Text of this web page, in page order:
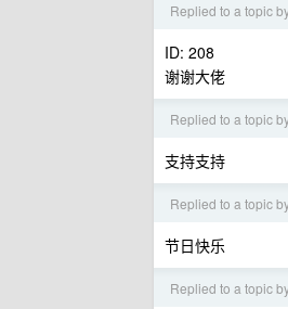
Replied to a topic
ID: 208
谢谢大佬
Replied to a topic
支持支持
Replied to a topic
节日快乐
Replied to a topic